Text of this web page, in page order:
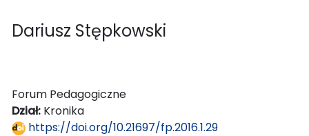
Dariusz Stępkowski
Forum Pedagogiczne
Dział: Kronika
https://doi.org/10.21697/fp.2016.1.29